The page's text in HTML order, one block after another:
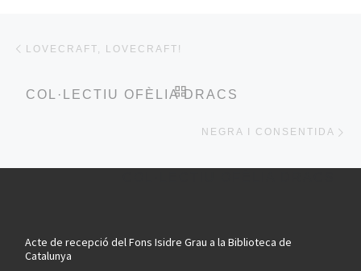
LOVECRAFT, LOVECRAFT!
COL·LECTIU OFÈLIA DRACSBACK TO POST LIST
NEGRA I CONSENTIDA
Acte de recepció del Fons Isidre Grau a la Biblioteca de
Catalunya